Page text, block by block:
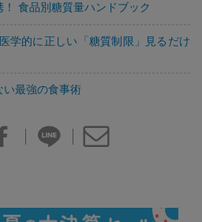
食品別糖質量ハンドブック
学的に正しい「糖質制限」見るだけ
い最強の食事術